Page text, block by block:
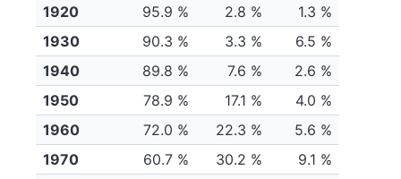
1920
95.9 % 2.8 %
1.3 %
1930
90.3 % 3.3 %
6.5 %
1940
89.8 % 7.6 %
2.6 %
1950
78.9 % 17.1 %
4.0 %
1960
72.0 % 22.3 %
5.6 %
1970
60.7 % 30.2 %
9.1 %